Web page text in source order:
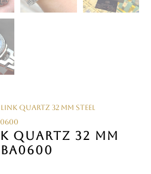
Link Quartz 32 mm Steel
QUARTZ 32 MM